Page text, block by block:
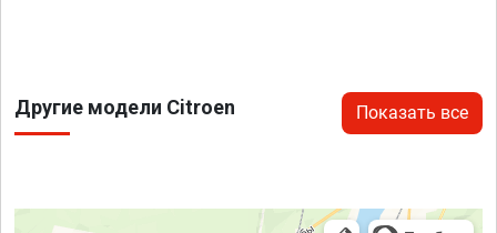
Другие модели Citroen Показать все